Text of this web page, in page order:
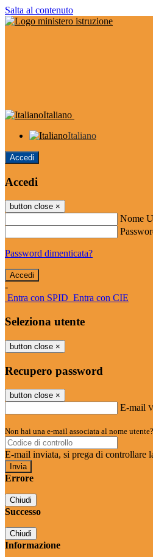
Salta al contenuto
Italiano
Italiano
Accedi
Accedi
button close ×
Nome
Password dimenticata?
-
Entra con SPID Entra con CIE
Seleziona utente
button close ×
Recupero password
button close ×
E-mail
Non hai una e-mail associata al nome
E-mail inviata, si prega di controllare
Errore
Chiudi
Successo
Chiudi
Informazione